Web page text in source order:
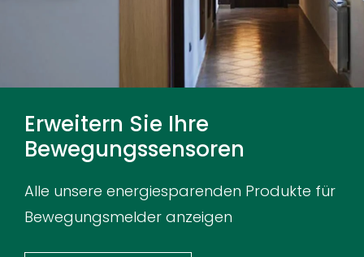
Erweitern Sie Ihre
Bewegungssensoren
Alle unsere energiesparenden Produkte für
Bewegungsmelder anzeigen